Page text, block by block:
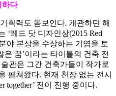
하다
획력도 돋보인다. 개관하던 해
‘레드 닷 디자인상(2015 Red
야 본상을 수상하는 기염을 토
은 꿈’이라는 타이틀의 건축 전
관은 그간 건축가들이 작가로
펼쳐왔다. 현재 천장 없는 전시
together’ 전이 진행 중이다.